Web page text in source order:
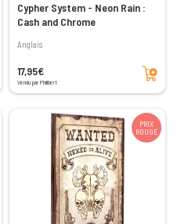
Cypher System - Neon Rain :
Cash and Chrome
Anglais
17,95€
Vendu par Philibert
Ajouter au panier
PRIX
ROUGE